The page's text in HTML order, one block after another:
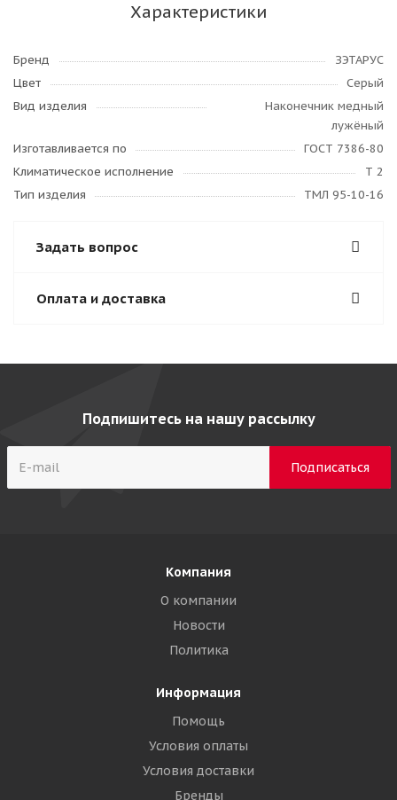
Характеристики
Бренд
ЗЭТАРУС
Цвет
Серый
Вид изделия
Наконечник медный
лужёный
Изготавливается по
ГОСТ 7386-80
Климатическое исполнение
Т 2
Тип изделия
ТМЛ 95-10-16
Задать вопрос
Оплата и доставка
Подпишитесь на нашу рассылку
Компания
О компании
Новости
Политика
Информация
Помощь
Условия оплаты
Условия доставки
Бренды